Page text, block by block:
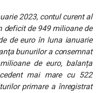
2023, contul curent al
deficit de 949 milioane de
de euro în luna ianuarie
bunurilor a consemnat
de euro, balanța
mai mare cu 522
primare a înregistrat